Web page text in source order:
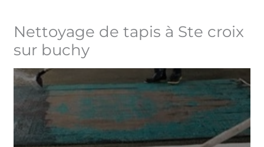
Nettoyage de tapis à Ste croix
sur buchy